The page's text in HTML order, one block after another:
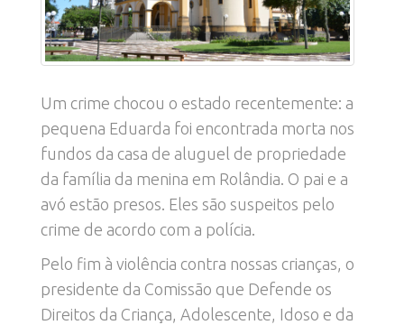
Um crime chocou o estado recentemente: a
pequena Eduarda foi encontrada morta nos
fundos da casa de aluguel de propriedade
da família da menina em Rolândia. O pai e a
avó estão presos. Eles são suspeitos pelo
crime de acordo com a polícia.
Pelo fim à violência contra nossas crianças, o
presidente da Comissão que Defende os
Direitos da Criança, Adolescente, Idoso e da